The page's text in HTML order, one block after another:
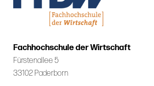
Fachhochschule der Wirtschaft
Fürstenallee 5
33102 Paderborn